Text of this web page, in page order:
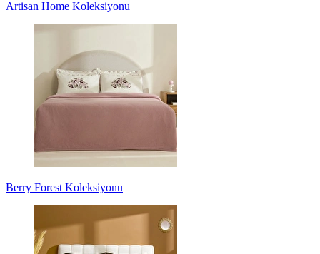
Artisan Home Koleksiyonu
Berry Forest Koleksiyonu